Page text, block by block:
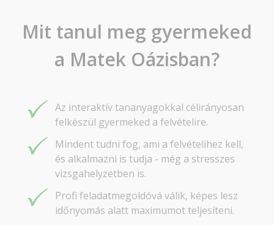
Mit tanul meg gyermeked
a Matek Oázisban?
Az interaktív tananyagokkal célirányosan
felkészül gyermeked a felvételire.
Mindent tudni fog, ami a felvételihez kell,
és alkalmazni is tudja - még a stresszes
vizsgahelyzetben is.
Profi feladatmegoldóvá válik, képes lesz
időnyomás alatt maximumot teljesíteni.